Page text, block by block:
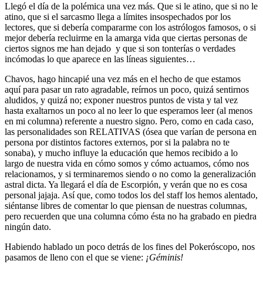
Llegó el día de la polémica una vez más. Que si le atino, que si no le
atino, que si el sarcasmo llega a límites insospechados por los
lectores, que si debería compararme con los astrólogos famosos, o si
mejor debería recluirme en la amarga vida que ciertas personas de
ciertos signos me han dejado y que si son tonterías o verdades
incómodas lo que aparece en las líneas siguientes…
Chavos, hago hincapié una vez más en el hecho de que estamos
aquí para pasar un rato agradable, reírnos un poco, quizá sentirnos
aludidos, y quizá no; exponer nuestros puntos de vista y tal vez
hasta exaltarnos un poco al no leer lo que esperamos leer (al menos
en mi columna) referente a nuestro signo. Pero, como en cada caso,
las personalidades son RELATIVAS (ósea que varían de persona en
persona por distintos factores externos, por si la palabra no te
sonaba), y mucho influye la educación que hemos recibido a lo
largo de nuestra vida en cómo somos y cómo actuamos, cómo nos
relacionamos, y si terminaremos siendo o no como la generalización
astral dicta. Ya llegará el día de Escorpión, y verán que no es cosa
personal jajaja. Así que, como todos los del staff los hemos alentado,
siéntanse libres de comentar lo que piensan de nuestras columnas,
pero recuerden que una columna cómo ésta no ha grabado en piedra
ningún dato.
Habiendo hablado un poco detrás de los fines del Pokeróscopo, nos
pasamos de lleno con el que se viene: ¡Géminis!